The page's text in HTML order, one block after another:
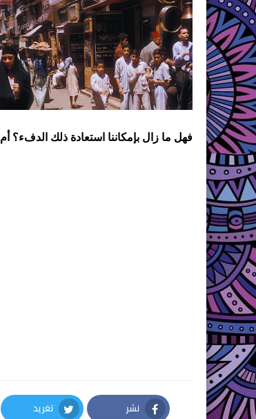
فهل ما زال بإمكاننا استعادة ذلك
نشر تغريد